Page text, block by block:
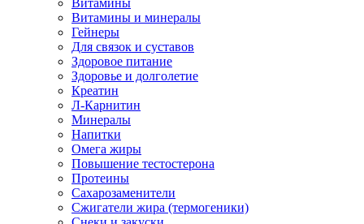
Витамины и минералы
Гейнеры
Для связок и суставов
Здоровое питание
Здоровье и долголетие
Креатин
Л-Карнитин
Минералы
Напитки
Омега жиры
Повышение тестостерона
Протеины
Сахарозаменители
Сжигатели жира (термогеники)